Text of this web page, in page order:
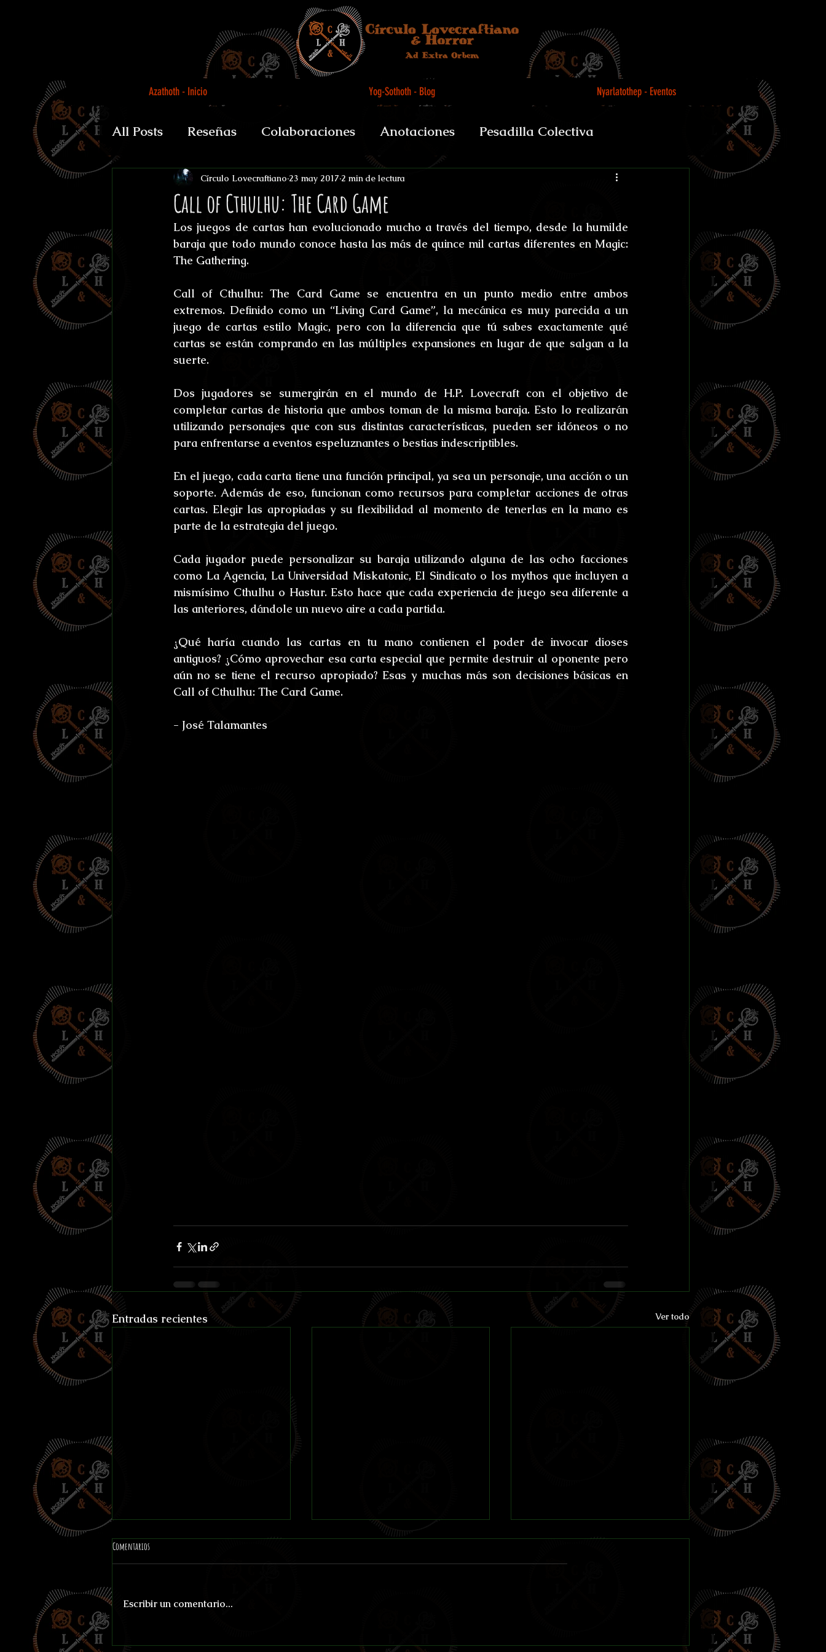
Azathoth - Inicio Yog-Sothoth - Blog Nyarlatothep - Eventos
All Posts Reseñas Colaboraciones Anotaciones Pesadilla Colectiva
Auguratricis, sirenibus et alii Biografías y datos
Gabinete de la Dra. Psychopomps Tenebris Medicinae Officium
Reto Stefan Koidl Umbrarum hic locus est Ensayos
Susurros Innombrables
Call of Cthulhu: The Card Game
Círculo Lovecraftiano 23 may 2017 2 min de lectura
Los juegos de cartas han evolucionado mucho a través del tiempo, desde la humilde
baraja que todo mundo conoce hasta las más de quince mil cartas diferentes en Magic:
The Gathering.
Call of Cthulhu: The Card Game se encuentra en un punto medio entre ambos
extremos. Definido como un “Living Card Game”, la mecánica es muy parecida a un
juego de cartas estilo Magic, pero con la diferencia que tú sabes exactamente qué
cartas se están comprando en las múltiples expansiones en lugar de que salgan a la
suerte.
Dos jugadores se sumergirán en el mundo de H.P. Lovecraft con el objetivo de
completar cartas de historia que ambos toman de la misma baraja. Esto lo realizarán
utilizando personajes que con sus distintas características, pueden ser idóneos o no
para enfrentarse a eventos espeluznantes o bestias indescriptibles.
En el juego, cada carta tiene una función principal, ya sea un personaje, una acción o un
soporte. Además de eso, funcionan como recursos para completar acciones de otras
cartas. Elegir las apropiadas y su flexibilidad al momento de tenerlas en la mano es
parte de la estrategia del juego.
Cada jugador puede personalizar su baraja utilizando alguna de las ocho facciones
como La Agencia, La Universidad Miskatonic, El Sindicato o los mythos que incluyen a
mismísimo Cthulhu o Hastur. Esto hace que cada experiencia de juego sea diferente a
las anteriores, dándole un nuevo aire a cada partida.
¿Qué haría cuando las cartas en tu mano contienen el poder de invocar dioses
antiguos? ¿Cómo aprovechar esa carta especial que permite destruir al oponente pero
aún no se tiene el recurso apropiado? Esas y muchas más son decisiones básicas en
Call of Cthulhu: The Card Game.
- José Talamantes
Entradas recientes Ver todo
Chicago-Marte por 15 Centavos
Comentarios
Escribir un comentario...